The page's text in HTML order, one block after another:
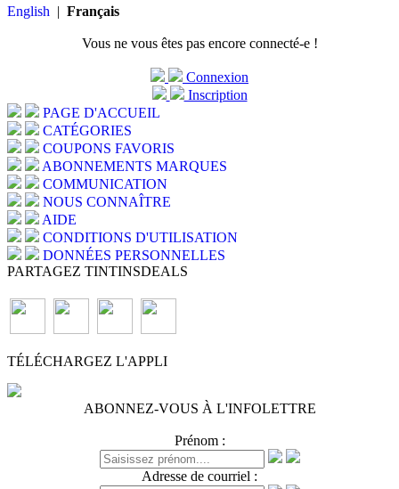
English | Français
Vous ne vous êtes pas encore connecté-e !
Connexion
Inscription
PAGE D'ACCUEIL
CATÉGORIES
COUPONS FAVORIS
ABONNEMENTS MARQUES
COMMUNICATION
NOUS CONNAÎTRE
AIDE
CONDITIONS D'UTILISATION
DONNÉES PERSONNELLES
PARTAGEZ TINTINSDEALS
TÉLÉCHARGEZ L'APPLI
ABONNEZ-VOUS À L'INFOLETTRE
Prénom :
Adresse de courriel :